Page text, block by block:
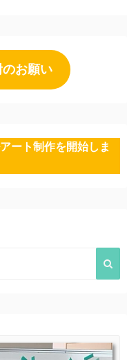
のお願い
ート制作を開始しま